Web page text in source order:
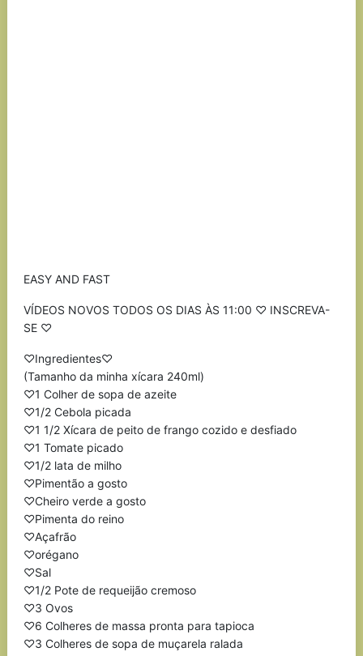
EASY AND FAST
VÍDEOS NOVOS TODOS OS DIAS ÀS 11:00 ♡ INSCREVA-
SE ♡
♡Ingredientes♡
(Tamanho da minha xícara 240ml)
♡1 Colher de sopa de azeite
♡1/2 Cebola picada
♡1 1/2 Xícara de peito de frango cozido e desfiado
♡1 Tomate picado
♡1/2 lata de milho
♡Pimentão a gosto
♡Cheiro verde a gosto
♡Pimenta do reino
♡Açafrão
♡orégano
♡Sal
♡1/2 Pote de requeijão cremoso
♡3 Ovos
♡6 Colheres de massa pronta para tapioca
♡3 Colheres de sopa de muçarela ralada